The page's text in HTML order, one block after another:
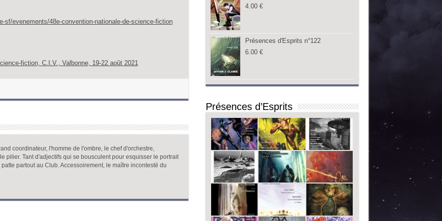
evenements/48e-convention-nationale-de-science-fiction
fiction, C.I.V., Valbonne, 19-22 août 2021
coordinateur, l'homme de l'ombre, le chef d'orchestre,
pilier. Tant d'adjectifs qui se bousculent pour esquisser le portrait
partout au Club. Accessoirement, le maître incontesté du
4.00 €
Présences d'Esprits n°122
6.00 €
Présences d’Esprits